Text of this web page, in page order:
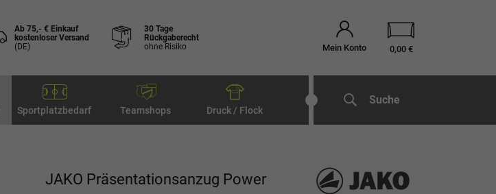
Ab 75,- € Einkauf
kostenloser Versand
(DE)
30 Tage
Rückgaberecht
ohne Risiko
Mein Konto 0,00 €
Sportplatzbedarf Teamshops Druck / Flock
Suche
JAKO Präsentationsanzug Power